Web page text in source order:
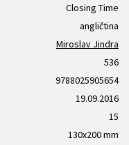
Closing Time
angličtina
Miroslav Jindra
536
9788025905654
19.09.2016
15
130x200 mm